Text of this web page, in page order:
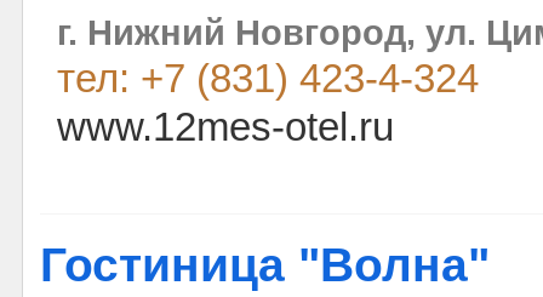
г. Нижний Новгород, ул.
тел: +7 (831) 423-4-324
www.12mes-otel.ru
Гостиница "Волна"